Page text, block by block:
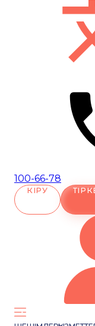
100-66-78
КІРУ